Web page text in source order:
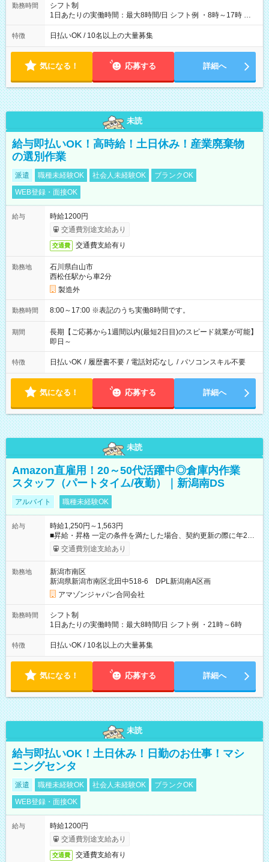
勤務時間
シフト制
1日あたりの実働時間：最大8時間/日 シフト例 ・8時～17時 ・
12時～21時
特徴 日払いOK / 10名以上の大量募集
気になる！ 応募する 詳細へ
未読
給与即払いOK！高時給！土日休み！産業廃棄物
の選別作業
派遣 職種未経験OK 社会人未経験OK
ブランクOK
WEB登録・面接OK
給与
時給1200円
交通費別途支給あり
交通費 交通費支給有り
勤務地
石川県白山市
西松任駅から車2分
製造外
勤務時間 8:00～17:00 ※表記のうち実働8時間です。
期間
長期【ご応募から1週間以内(最短2日目)のスピード就業が可能】
即日～
特徴 日払いOK / 履歴書不要 / 電話対応なし / パソコンスキル不要
気になる！ 応募する 詳細へ
未読
Amazon直雇用！20～50代活躍中◎倉庫内作業
スタッフ（パートタイム/夜勤）｜新潟南DS
アルバイト 職種未経験OK
給与
時給1,250円～1,563円
■昇給・昇格 一定の条件を満たした場合、契約更新の際に年2回
まで昇給の機会があります。 ■正社員登用制度あり ※月末締/翌
月25日支払い ※時間外手当、別途支給 ※深夜割増賃金 (22:00～
☆Amazon直雇用で安定して働けます！ 【試用期間】試用期間
あり 試用期間の長さ：1週間 雇用形態、給与は本採用時と同じ
です。
交通費別途支給あり
勤務地
新潟市南区
新潟県新潟市南区北田中518-6 DPL新潟南A区画
アマゾンジャパン合同会社
勤務時間
シフト制
1日あたりの実働時間：最大8時間/日 シフト例 ・21時～6時
特徴 日払いOK / 10名以上の大量募集
気になる！ 応募する 詳細へ
未読
給与即払いOK！土日休み！日勤のお仕事！マシ
ニングセンタ
派遣 職種未経験OK 社会人未経験OK
ブランクOK
WEB登録・面接OK
給与
時給1200円
交通費別途支給あり
交通費 交通費支給有り